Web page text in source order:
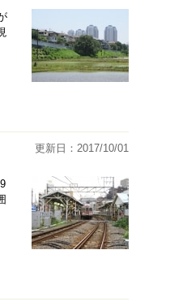
更新日：2017/10/01